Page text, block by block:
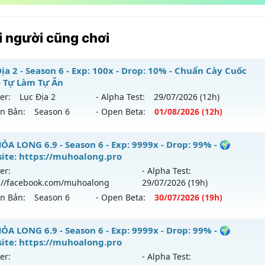
người cũng chơi
2 - Season 6 - Exp: 100x - Drop: 10% - Chuẩn Cày Cuốc
Tự Làm Tự Ăn
Lục Địa 2 - Alpha Test: 29/07/2026 (12h)
Bản:
Season 6 - Open Beta: 01/08/2026 (12h)
Địa 2 - Chuẩn Cày Cuốc Xưa - Tự Làm Tự Ăn
mới ra tháng 08 2026 - Mở máy chủ
Lục Địa 2
100x - Drop: 10%
loại: Mu Nguyên bản Webzen
Chống Hack
LONG 6.9 - Season 6 - Exp: 9999x - Drop: 99% - 🌍
https://muhoalong.pro
facebook.com/muhoalong
- Alpha Test:
29/07/2026 (19h)
Bản:
Season 6 - Open Beta: 30/07/2026 (19h)
LONG 6.9 - 🌍 Website: https://muhoalong.pro
ra tháng 07 2026 - Mở máy chủhttps://facebook.com/
LONG 6.9 - Season 6 - Exp: 9999x - Drop: 99% - 🌍
https://muhoalong.pro
- Alpha Test: